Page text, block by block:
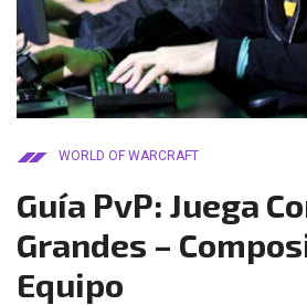
WORLD OF WARCRAFT
Guía PvP: Juega
Grandes –
Equipo